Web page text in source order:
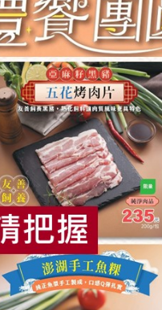
與生產者扶持
，向來不僅僅是
更是互相提攜、
係。所以每當農
過程中遇到困
雞蛋 食安 共同